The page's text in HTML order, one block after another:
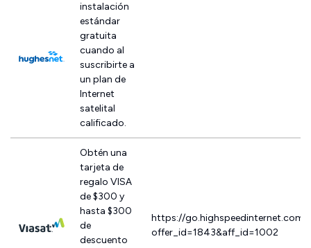
instalación
estándar
gratuita
cuando al
suscribirte a
un plan de
Internet
satelital
calificado.
Obtén una
tarjeta de
regalo VISA
de $300 y
hasta $300
de
descuento
https://go.highspeedinternet.com/
offer_id=1843&aff_id=1002